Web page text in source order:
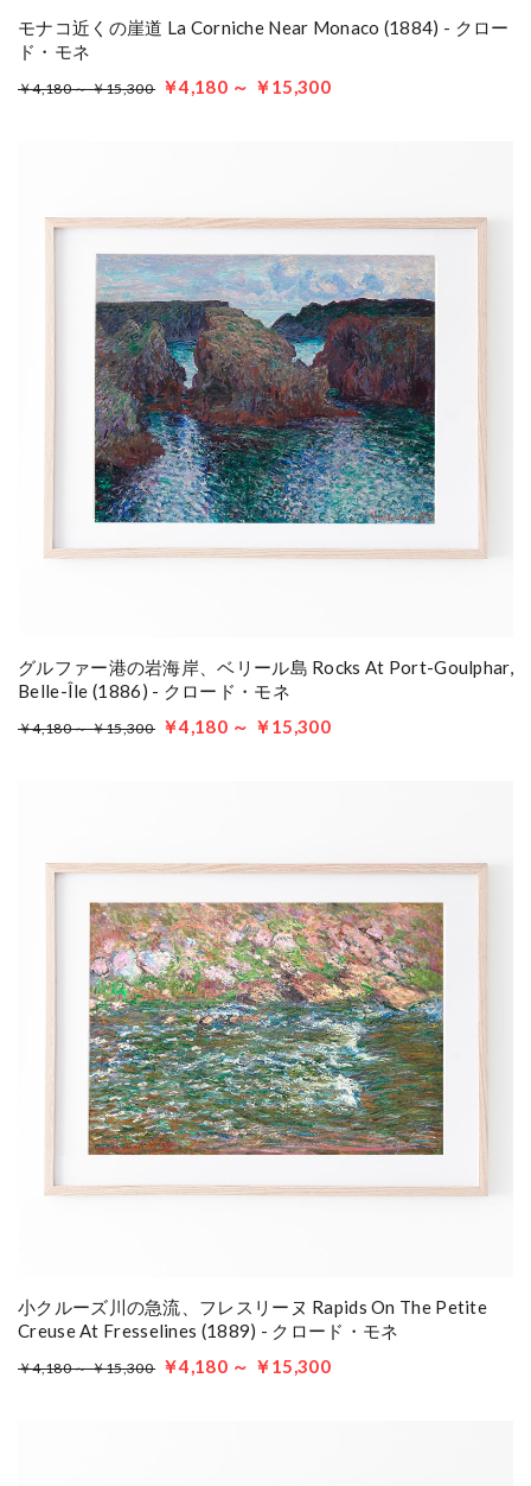
モナコ近くの崖道 La Corniche Near Monaco (1884) - クロー
ド・モネ
￥4,180 ～ ￥15,300 ￥4,180 ～ ￥15,300
グルファー港の岩海岸、ベリール島 Rocks At Port-Goulphar,
Belle-Île (1886) - クロード・モネ
￥4,180 ～ ￥15,300 ￥4,180 ～ ￥15,300
小クルーズ川の急流、フレスリーヌ Rapids On The Petite
Creuse At Fresselines (1889) - クロード・モネ
￥4,180 ～ ￥15,300 ￥4,180 ～ ￥15,300